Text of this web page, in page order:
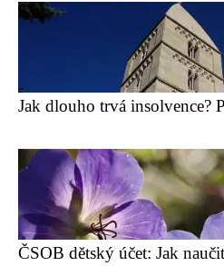
Jak dlouho trvá insolvence?
ČSOB dětský účet: Jak